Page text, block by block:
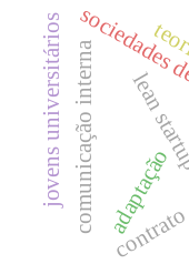
lean
adaptação
comunicação interna
jovens universitários
contrato